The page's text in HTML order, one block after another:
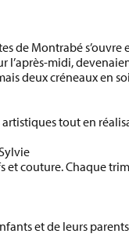
de Montrabé
l’après-midi,
deux créneaux en
tout en
couture. Chaque
et de leurs